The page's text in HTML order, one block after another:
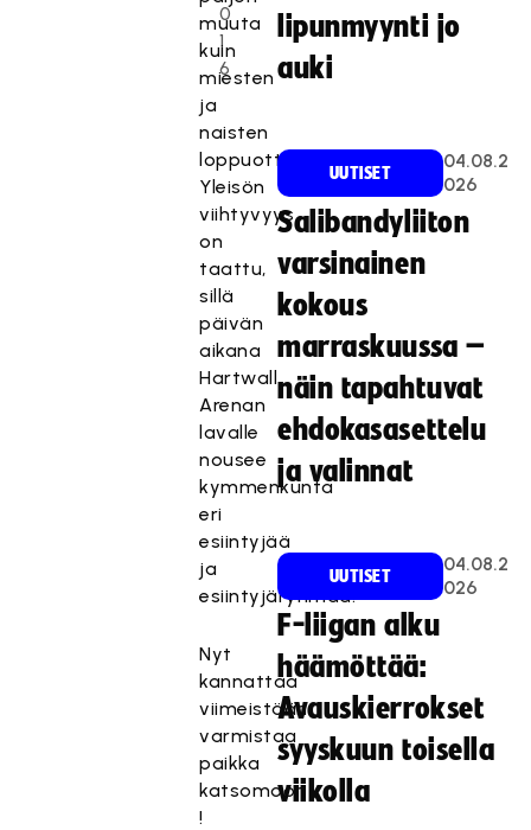
0
1
6
muuta
kuin
miesten
ja
naisten
loppuottelut.
Yleisön
viihtyvyys
on
taattu,
sillä
päivän
aikana
Hartwall
Arenan
lavalle
nousee
kymmenkunta
eri
esiintyjää
ja
esiintyjäryhmää.
Nyt
kannattaa
viimeistään
varmistaa
paikka
katsomoon
!
Tä
mä
sis
ält
lipunmyynti jo
auki
UUTISET
04.08.2
026
Salibandyliiton
varsinainen
kokous
marraskuussa –
näin tapahtuvat
ehdokasasettelu
ja valinnat
UUTISET
04.08.2
026
F-liigan alku
häämöttää:
Avauskierrokset
syyskuun toisella
viikolla